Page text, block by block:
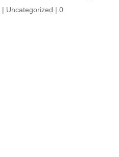
| Uncategorized | 0